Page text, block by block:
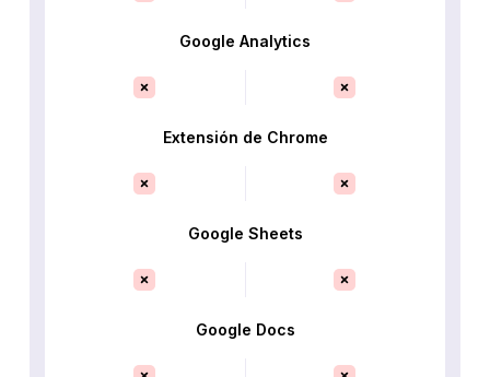
Google Analytics
Extensión de Chrome
Google Sheets
Google Docs